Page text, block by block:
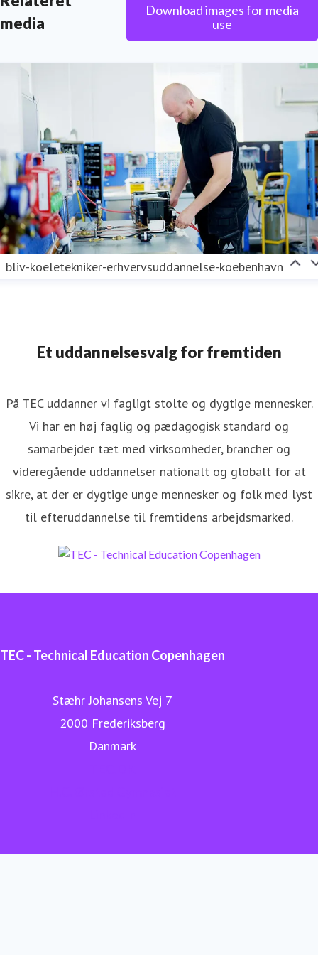
media
Download images for media
use
bliv-koeletekniker-erhvervsuddannelse-koebenhavn
Et uddannelsesvalg for fremtiden
På TEC uddanner vi fagligt stolte og dygtige mennesker.
Vi har en høj faglig og pædagogisk standard og
samarbejder tæt med virksomheder, brancher og
videregående uddannelser nationalt og globalt for at
sikre, at der er dygtige unge mennesker og folk med lyst
til efteruddannelse til fremtidens arbejdsmarked.
TEC - Technical Education Copenhagen
Stæhr Johansens Vej 7
2000 Frederiksberg
Danmark